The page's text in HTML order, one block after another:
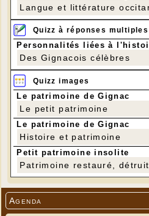
Agenda
Langue et littérature
Quizz à réponses multiples
Personnalités liées à
Des Gignacois célèbres
Quizz images
Le patrimoine de Gignac
Le petit patrimoine
Le patrimoine de Gignac
Histoire et patrimoine
Petit patrimoine insolite
Patrimoine restauré,